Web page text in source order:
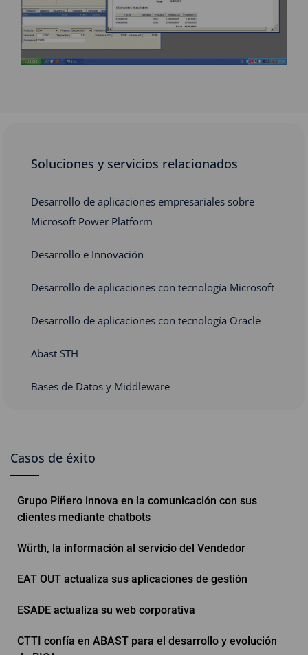
Soluciones y servicios relacionados
Desarrollo de aplicaciones empresariales sobre
Microsoft Power Platform
Desarrollo e Innovación
Desarrollo de aplicaciones con tecnología Microsoft
Desarrollo de aplicaciones con tecnología Oracle
Abast STH
Bases de Datos y Middleware
Casos de éxito
Grupo Piñero innova en la comunicación con sus
clientes mediante chatbots
Würth, la información al servicio del Vendedor
EAT OUT actualiza sus aplicaciones de gestión
ESADE actualiza su web corporativa
CTTI confía en ABAST para el desarrollo y evolución